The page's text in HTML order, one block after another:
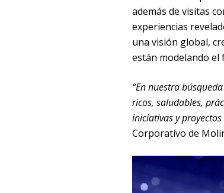
además de visitas
experiencias
una visión global,
están modelando el
“En nuestra
ricos, saludables,
iniciativas y
Corporativo de